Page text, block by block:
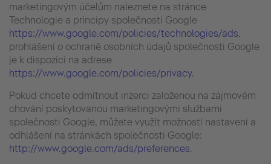
marketingovým účelům naleznete na stránce
Technologie a principy společnosti Google
https://www.google.com/policies/technologies/ads,
prohlášení o ochraně osobních údajů společnosti Google
je k dispozici na adrese
https://www.google.com/policies/privacy.
Pokud chcete odmítnout inzerci založenou na zájmovém
chování poskytovanou marketingovými službami
společnosti Google, můžete využít možností nastavení a
odhlášení na stránkách společnosti Google:
http://www.google.com/ads/preferences.